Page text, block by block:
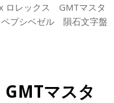
ロレックス GMTマスタ
プシベゼル 隕石文字盤
マスタ